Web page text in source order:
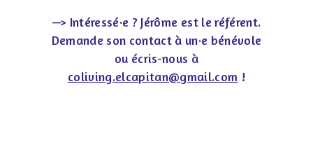
—> Intéressé·e ? Jérôme est le référent.
Demande son contact à un·e bénévole
ou écris-nous à
coliving.elcapitan@gmail.com !